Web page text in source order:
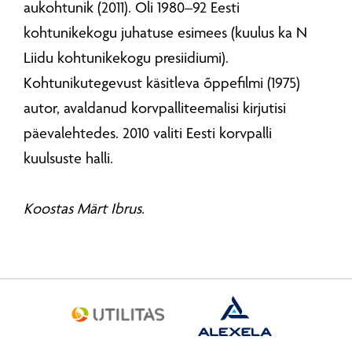
aukohtunik (2011). Oli 1980–92 Eesti
kohtunikekogu juhatuse esimees (kuulus ka N
Liidu kohtunikekogu presiidiumi).
Kohtunikutegevust käsitleva õppefilmi (1975)
autor, avaldanud korvpalliteemalisi kirjutisi
päevalehtedes. 2010 valiti Eesti korvpalli
kuulsuste halli.
Koostas Märt Ibrus.